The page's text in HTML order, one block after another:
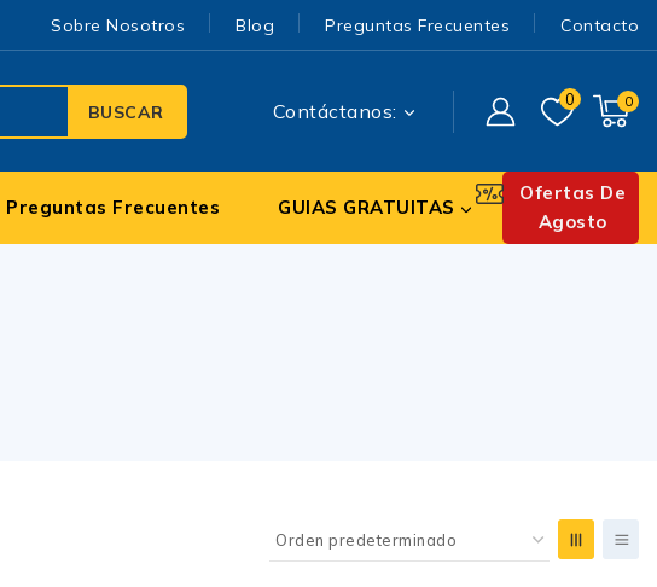
Sobre Nosotros Blog Preguntas Frecuentes Contacto
BUSCAR Contáctanos: 0 0
Preguntas Frecuentes GUIAS GRATUITAS
Ofertas De
Agosto